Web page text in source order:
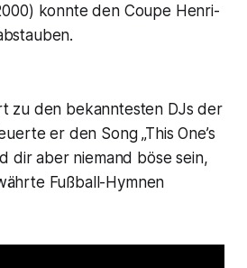
konnte den Coupe Henri-
zu den bekanntesten DJs der
er den Song „This One’s
dir aber niemand böse sein,
Fußball-Hymnen